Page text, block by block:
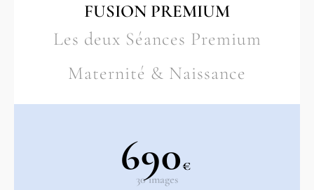
FUSION PREMIUM
Les deux Séances Premium
Maternité & Naissance
690€
30 images